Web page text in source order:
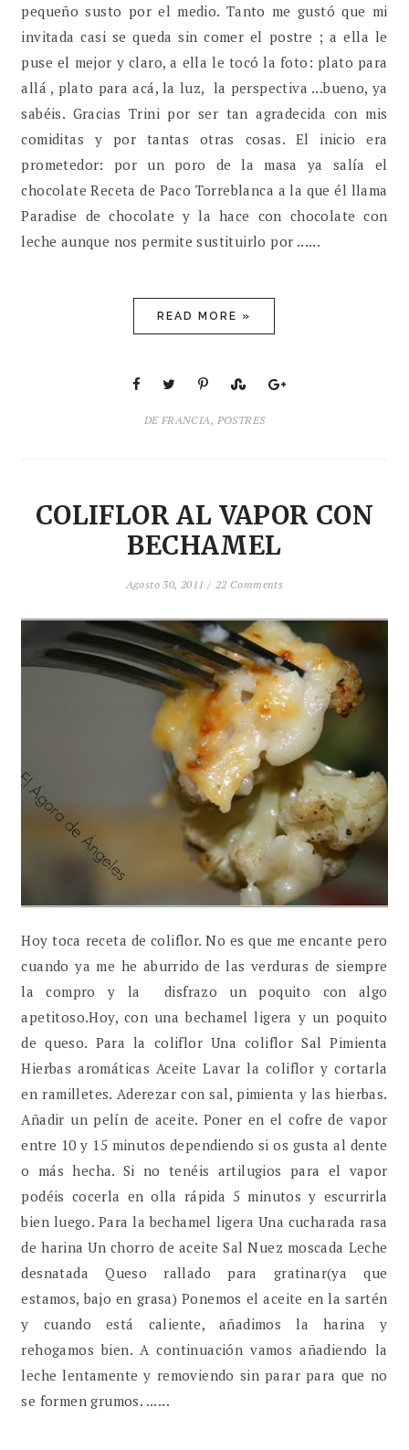
pequeño susto por el medio. Tanto me gustó que mi
invitada casi se queda sin comer el postre ; a ella le
puse el mejor y claro, a ella le tocó la foto: plato para
allá , plato para acá, la luz, la perspectiva ...bueno, ya
sabéis. Gracias Trini por ser tan agradecida con mis
comiditas y por tantas otras cosas. El inicio era
prometedor: por un poro de la masa ya salía el
chocolate Receta de Paco Torreblanca a la que él llama
Paradise de chocolate y la hace con chocolate con
leche aunque nos permite sustituirlo por ......
READ MORE »
DE FRANCIA , POSTRES
COLIFLOR AL VAPOR CON
BECHAMEL
Agosto 30, 2011 / 22 Comments
Hoy toca receta de coliflor. No es que me encante pero
cuando ya me he aburrido de las verduras de siempre
la compro y la disfrazo un poquito con algo
apetitoso.Hoy, con una bechamel ligera y un poquito
de queso. Para la coliflor Una coliflor Sal Pimienta
Hierbas aromáticas Aceite Lavar la coliflor y cortarla
en ramilletes. Aderezar con sal, pimienta y las hierbas.
Añadir un pelín de aceite. Poner en el cofre de vapor
entre 10 y 15 minutos dependiendo si os gusta al dente
o más hecha. Si no tenéis artilugios para el vapor
podéis cocerla en olla rápida 5 minutos y escurrirla
bien luego. Para la bechamel ligera Una cucharada rasa
de harina Un chorro de aceite Sal Nuez moscada Leche
desnatada Queso rallado para gratinar(ya que
estamos, bajo en grasa) Ponemos el aceite en la sartén
y cuando está caliente, añadimos la harina y
rehogamos bien. A continuación vamos añadiendo la
leche lentamente y removiendo sin parar para que no
se formen grumos. ......